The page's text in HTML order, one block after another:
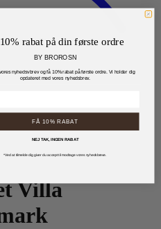
Villa
rabat på din første ordre
BY BROROSN
nyhedsvbrev og få 10% rabat på første ordre. Vi holder dig
opdateret med vores nyhedsbrev.
FÅ 10% RABAT
NEJ TAK, INGEN RABAT
*Ved at tilmelde dig giver du accept til modtage vores nyhedsbreve.